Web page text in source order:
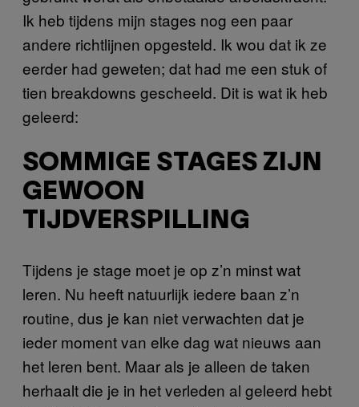
Ik heb tijdens mijn stages nog een paar
andere richtlijnen opgesteld. Ik wou dat ik ze
eerder had geweten; dat had me een stuk of
tien breakdowns gescheeld. Dit is wat ik heb
geleerd:
SOMMIGE STAGES ZIJN
GEWOON
TIJDVERSPILLING
Tijdens je stage moet je op z’n minst wat
leren. Nu heeft natuurlijk iedere baan z’n
routine, dus je kan niet verwachten dat je
ieder moment van elke dag wat nieuws aan
het leren bent. Maar als je alleen de taken
herhaalt die je in het verleden al geleerd hebt